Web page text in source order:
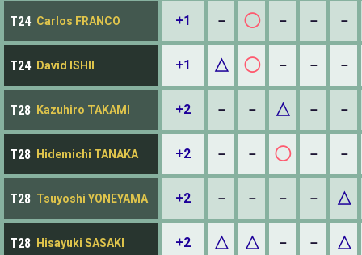
T24 Carlos FRANCO +1 － ◯ － － －
T24 David ISHII +1 △ ◯ － － －
T28 Kazuhiro TAKAMI +2 － － △ － －
T28 Hidemichi TANAKA +2 － － ◯ － －
T28 Tsuyoshi YONEYAMA +2 － － － － △
T28 Hisayuki SASAKI +2 △ △ － － △